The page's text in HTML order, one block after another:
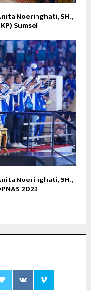
Noeringhati, SH.,
Sumsel
Noeringhati, SH.,
2023